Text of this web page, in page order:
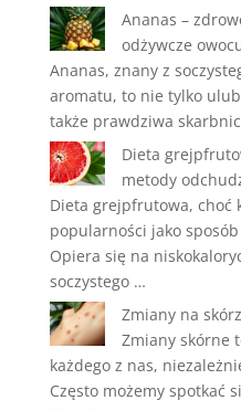
Ananas –
odżywcze
Ananas, znany z
aromatu, to nie tylko
także prawdziwa
Dieta
metody
Dieta grejpfrutowa, choć
popularności jako
Opiera się na
soczystego …
Zmiany na
Zmiany skórne
każdego z nas,
Często możemy spotkać